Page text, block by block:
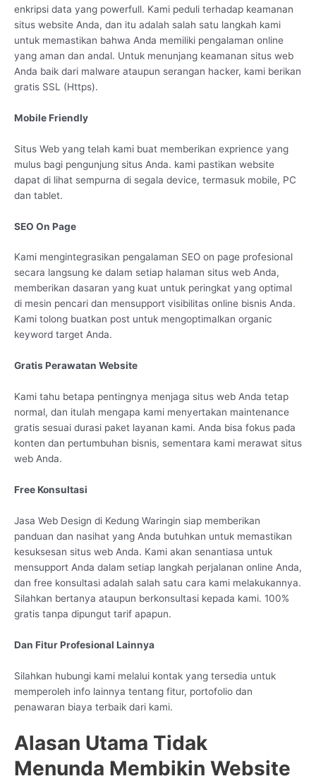
enkripsi data yang powerfull. Kami peduli terhadap keamanan
situs website Anda, dan itu adalah salah satu langkah kami
untuk memastikan bahwa Anda memiliki pengalaman online
yang aman dan andal. Untuk menunjang keamanan situs web
Anda baik dari malware ataupun serangan hacker, kami berikan
gratis SSL (Https).
Mobile Friendly
Situs Web yang telah kami buat memberikan exprience yang
mulus bagi pengunjung situs Anda. kami pastikan website
dapat di lihat sempurna di segala device, termasuk mobile, PC
dan tablet.
SEO On Page
Kami mengintegrasikan pengalaman SEO on page profesional
secara langsung ke dalam setiap halaman situs web Anda,
memberikan dasaran yang kuat untuk peringkat yang optimal
di mesin pencari dan mensupport visibilitas online bisnis Anda.
Kami tolong buatkan post untuk mengoptimalkan organic
keyword target Anda.
Gratis Perawatan Website
Kami tahu betapa pentingnya menjaga situs web Anda tetap
normal, dan itulah mengapa kami menyertakan maintenance
gratis sesuai durasi paket layanan kami. Anda bisa fokus pada
konten dan pertumbuhan bisnis, sementara kami merawat situs
web Anda.
Free Konsultasi
Jasa Web Design di Kedung Waringin siap memberikan
panduan dan nasihat yang Anda butuhkan untuk memastikan
kesuksesan situs web Anda. Kami akan senantiasa untuk
mensupport Anda dalam setiap langkah perjalanan online Anda,
dan free konsultasi adalah salah satu cara kami melakukannya.
Silahkan bertanya ataupun berkonsultasi kepada kami. 100%
gratis tanpa dipungut tarif apapun.
Dan Fitur Profesional Lainnya
Silahkan hubungi kami melalui kontak yang tersedia untuk
memperoleh info lainnya tentang fitur, portofolio dan
penawaran biaya terbaik dari kami.
Alasan Utama Tidak
Menunda Membikin Website